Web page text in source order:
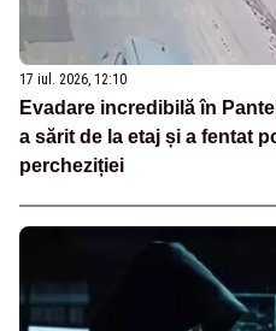
17 iul. 2026, 12:10
Evadare incredibilă în
a sărit de la etaj și a fentat
percheziției